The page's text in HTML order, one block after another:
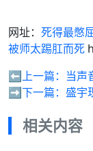
网址： 死得最憋
被师太踢肛而死
⬅️上一篇： 当声
➡️下一篇： 盛宇
相关内容